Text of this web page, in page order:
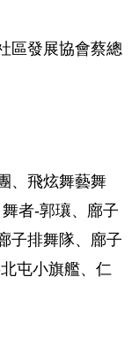
區發展協會蔡總
、飛炫舞藝舞
者-郭瓖、廍子
子排舞隊、廍子
屯小旗艦、仁